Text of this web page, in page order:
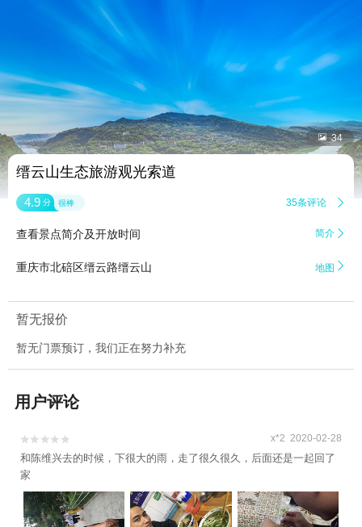
 34
缙云山生态旅游观光索道
4.9 分 很棒 35条评论 
查看景点简介及开放时间 简介 
重庆市北碚区缙云路缙云山 地图 
暂无报价
暂无门票预订，我们正在努力补充
用户评论

 x*2 2020-02-28
和陈维兴去的时候，下很大的雨，走了很久很久，后面还是一起回了
家